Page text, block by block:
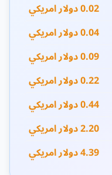
0.02 دولار امريكي
0.04 دولار امريكي
0.09 دولار امريكي
0.22 دولار امريكي
0.44 دولار امريكي
2.20 دولار امريكي
4.39 دولار امريكي